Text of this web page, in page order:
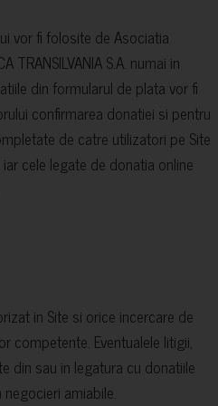
vor fi folosite de Asociatia
TRANSILVANIA S.A. numai in
din formularul de plata vor fi
confirmarea donatiei si pentru
de catre utilizatori pe Site
cele legate de donatia online
in Site si orice incercare de
competente. Eventualele litigii,
din sau in legatura cu donatiile
amiabile.